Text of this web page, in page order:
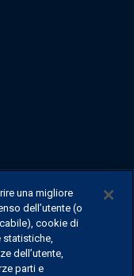
una migliore
dell’utente (o
cookie di
statistiche,
dell’utente,
parti e